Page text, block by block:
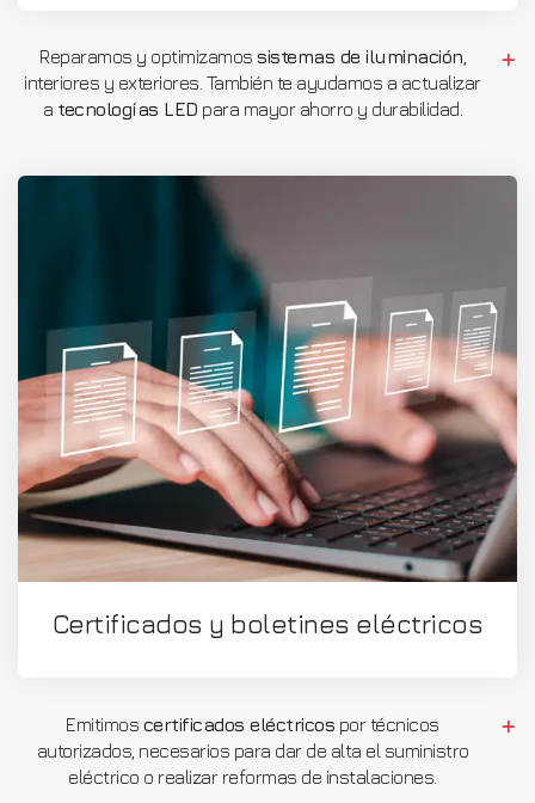
Reparamos y optimizamos sistemas de iluminación
interiores y exteriores. También te ayudamos a actualizar
a tecnologías LED para mayor ahorro y durabilidad.
Certificados y boletines eléctricos
Emitimos certificados eléctricos por técnicos
autorizados, necesarios para dar de alta el suministro
eléctrico o realizar reformas de instalaciones.